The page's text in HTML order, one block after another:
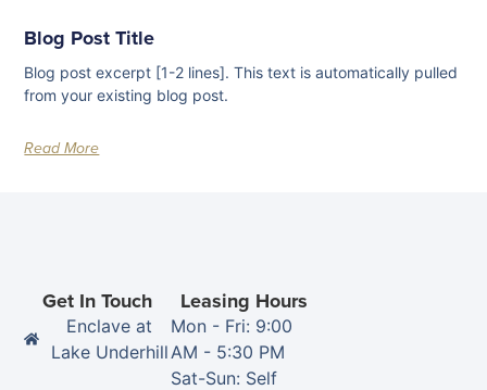
Blog Post Title
Blog post excerpt [1-2 lines]. This text is automatically pulled
from your existing blog post.
Read More
Get In Touch
Enclave at
Lake Underhill
Leasing Hours
Mon - Fri: 9:00
AM - 5:30 PM
Sat-Sun: Self